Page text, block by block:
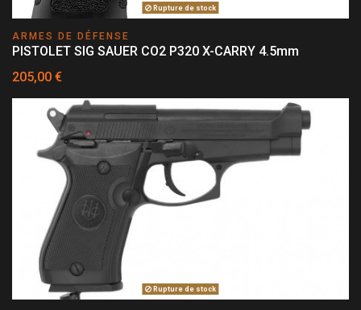
Rupture de stock
ARMES DE DÉFENSE
PISTOLET SIG SAUER CO2 P320 X-CARRY 4.5mm
205,00 €
Rupture de stock